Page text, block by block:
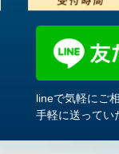
lineで気軽にご
手軽に送ってい